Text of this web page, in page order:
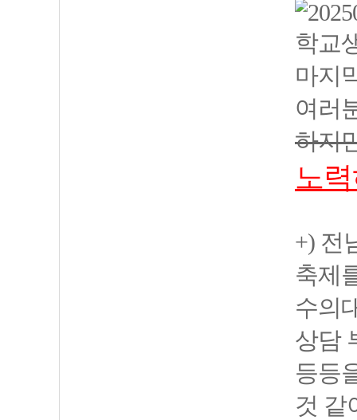
학교
마지
여러
하지
노
+) 전
축제
수의
상담
등등
것 같